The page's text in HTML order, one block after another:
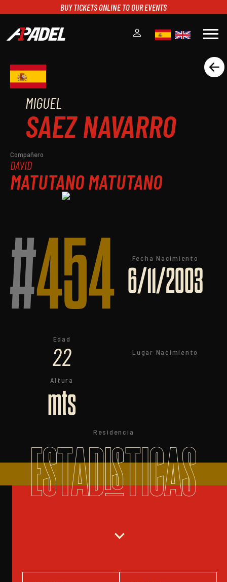
BUY TICKETS ONLINE TO OUR EVENTS
menu
NOTICIAS
MULTIMEDIA
MIGUEL
SAEZ NAVARRO
Compañero
DAVID
MATUTANO MATUTANO
#454 Fecha Nacimiento
6/11/2003
Edad
22 Lugar Nacimiento
Altura
mts
Residencia
ESTADISTICAS
expand_more